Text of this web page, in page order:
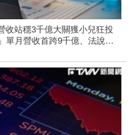
收站穩3千億大關獲小兒狂投
月營收首跨9千億、法說前